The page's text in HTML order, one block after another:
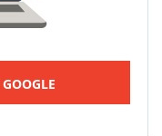
GOOGLE